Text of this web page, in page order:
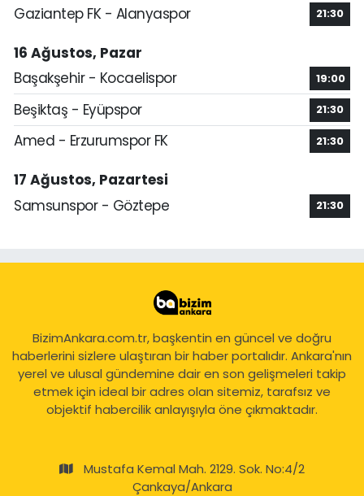
Gaziantep FK - Alanyaspor 21:30
16 Ağustos, Pazar
Başakşehir - Kocaelispor
19:00
Beşiktaş - Eyüpspor 21:30
Amed - Erzurumspor FK 21:30
17 Ağustos, Pazartesi
Samsunspor - Göztepe
21:30
BizimAnkara.com.tr, başkentin en güncel ve doğru
haberlerini sizlere ulaştıran bir haber portalıdır. Ankara'nın
yerel ve ulusal gündemine dair en son gelişmeleri takip
etmek için ideal bir adres olan sitemiz, tarafsız ve
objektif habercilik anlayışıyla öne çıkmaktadır.
Mustafa Kemal Mah. 2129. Sok. No:4/2
Çankaya/Ankara